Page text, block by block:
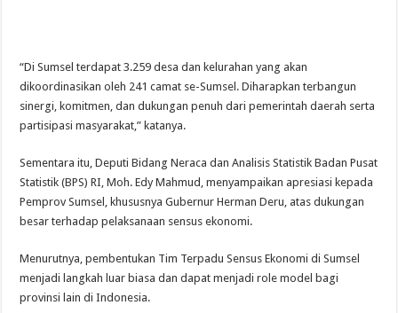
“Di Sumsel terdapat 3.259 desa dan kelurahan yang akan
dikoordinasikan oleh 241 camat se-Sumsel. Diharapkan terbangun
sinergi, komitmen, dan dukungan penuh dari pemerintah daerah serta
partisipasi masyarakat,” katanya.
Sementara itu, Deputi Bidang Neraca dan Analisis Statistik Badan Pusat
Statistik (BPS) RI, Moh. Edy Mahmud, menyampaikan apresiasi kepada
Pemprov Sumsel, khususnya Gubernur Herman Deru, atas dukungan
besar terhadap pelaksanaan sensus ekonomi.
Menurutnya, pembentukan Tim Terpadu Sensus Ekonomi di Sumsel
menjadi langkah luar biasa dan dapat menjadi role model bagi
provinsi lain di Indonesia.